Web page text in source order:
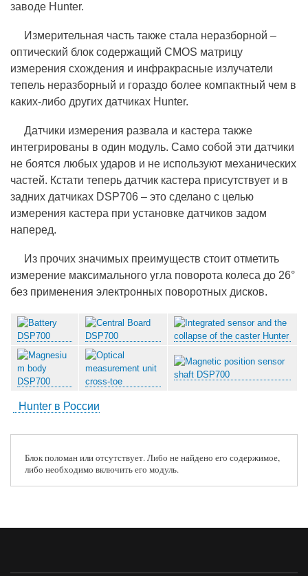
заводе Hunter.
Измерительная часть также стала неразборной –
оптический блок содержащий CMOS матрицу
измерения схождения и инфракрасные излучатели
тепель неразборный и гораздо более компактный чем в
каких-либо других датчиках Hunter.
Датчики измерения развала и кастера также
интегрированы в один модуль. Само собой эти датчики
не боятся любых ударов и не используют механических
частей. Кстати теперь датчик кастера присутствует и в
задних датчиках DSP706 – это сделано с целью
измерения кастера при установке датчиков задом
наперед.
Из прочих значимых преимуществ стоит отметить
измерение максимального угла поворота колеса до 26°
без применения электронных поворотных дисков.
Hunter в России
Блок поломан или отсутствует. Либо не найдено его содержимое,
либо необходимо включить его модуль.